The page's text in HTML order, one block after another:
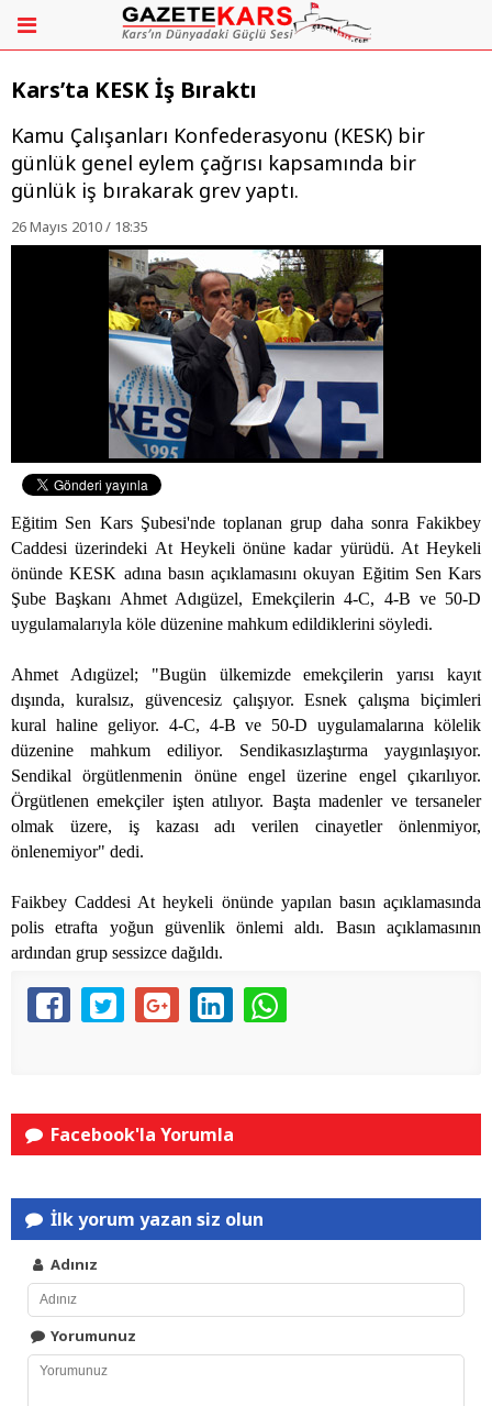
Kars’ta KESK İş Bıraktı
Kamu Çalışanları Konfederasyonu (KESK) bir
günlük genel eylem çağrısı kapsamında bir
günlük iş bırakarak grev yaptı.
26 Mayıs 2010 / 18:35
Eğitim Sen Kars Şubesi'nde toplanan grup daha sonra Fakikbey
Caddesi üzerindeki At Heykeli önüne kadar yürüdü. At Heykeli
önünde KESK adına basın açıklamasını okuyan Eğitim Sen Kars
Şube Başkanı Ahmet Adıgüzel, Emekçilerin 4-C, 4-B ve 50-D
uygulamalarıyla köle düzenine mahkum edildiklerini söyledi.
Ahmet Adıgüzel; "Bugün ülkemizde emekçilerin yarısı kayıt
dışında, kuralsız, güvencesiz çalışıyor. Esnek çalışma biçimleri
kural haline geliyor. 4-C, 4-B ve 50-D uygulamalarına kölelik
düzenine mahkum ediliyor. Sendikasızlaştırma yaygınlaşıyor.
Sendikal örgütlenmenin önüne engel üzerine engel çıkarılıyor.
Örgütlenen emekçiler işten atılıyor. Başta madenler ve tersaneler
olmak üzere, iş kazası adı verilen cinayetler önlenmiyor,
önlenemiyor" dedi.
Faikbey Caddesi At heykeli önünde yapılan basın açıklamasında
polis etrafta yoğun güvenlik önlemi aldı. Basın açıklamasının
ardından grup sessizce dağıldı.
Facebook'la Yorumla
İlk yorum yazan siz olun
Adınız
Yorumunuz